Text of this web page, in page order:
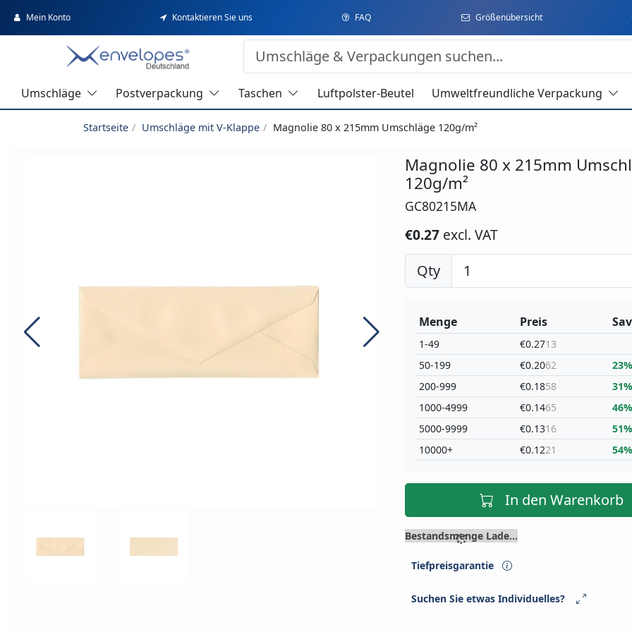
Mein Konto Kontaktieren Sie uns FAQ Größenübersicht
Umschläge Postverpackung Taschen Luftpolster-Beutel Umweltfreundliche Verpackung
Startseite Umschläge mit V-Klappe Magnolie 80 x 215mm Umschläge 120g/m²
Magnolie 80 x 215mm
120g/m²
GC80215MA
€0.27 excl. VAT
Qty
Menge
1-49
50-199
200-999
1000-4999
5000-9999
10000+
Preis
€0.2713
€0.2062
€0.1858
€0.1465
€0.1316
€0.1221
23%
31%
46%
51%
54%
In den Warenkorb
Bestandsmenge Lade...
Tiefpreisgarantie
Suchen Sie etwas Individuelles?